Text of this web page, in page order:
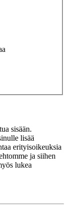
sisään.
lisää
erityisoikeuksia
ja siihen
lukea